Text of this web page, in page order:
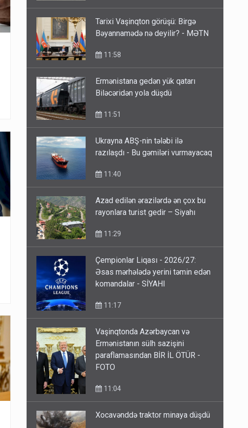
Tarixi Vaşinqton görüşü: Birgə
Bəyannamədə nə deyilir? - MƏTN
11:58
Ermənistana gedən yük qatarı
Biləcəridən yola düşdü
11:51
Ukrayna ABŞ-nin tələbi ilə
razılaşdı - Bu gəmiləri vurmayacaq
11:40
Azad edilən ərazilərdə ən çox bu
rayonlara turist gedir – Siyahı
11:29
Çempionlar Liqası - 2026/27:
Əsas mərhələdə yerini təmin edən
komandalar - SİYAHI
11:17
Vaşinqtonda Azərbaycan və
Ermənistanın sülh sazişini
paraflamasından BİR İL ÖTÜR -
FOTO
11:04
Xocavənddə traktor minaya düşdü